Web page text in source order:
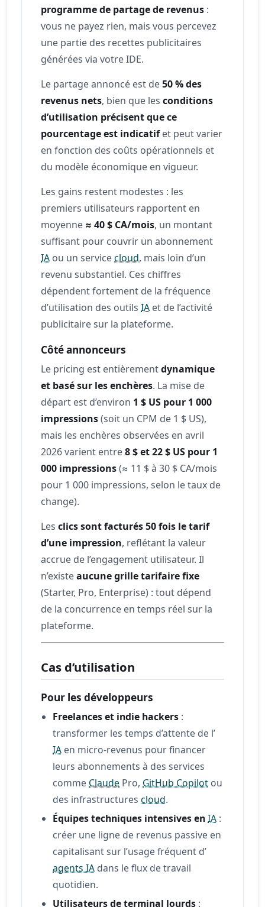
programme de partage de revenus :
vous ne payez rien, mais vous percevez
une partie des recettes publicitaires
générées via votre IDE.
Le partage annoncé est de50 % des
revenus nets, bien que lesconditions
d’utilisation précisent que ce
pourcentage est indicatifet peut varier
en fonction des coûts opérationnels et
du modèle économique en vigueur.
Les gains restent modestes : les
premiers utilisateurs rapportent en
moyenne ≈ 40 $ CA/mois, un montant
suffisant pour couvrir un abonnement
IA ou un servicecloud, mais loin d’un
revenu substantiel. Ces chiffres
dépendent fortement de la fréquence
d’utilisation des outilsIA et de l’activité
publicitaire sur la plateforme.
Côté annonceurs
Le pricing est entièrementdynamique
et basé sur les enchères. La mise de
départ est d’environ 1 $ US pour 1 000
impressions(soit un CPM de 1 $ US),
mais les enchères observées en avril
2026 varient entre8 $ et 22 $ US pour 1
000 impressions(≈ 11 $ à 30 $ CA/mois
pour 1 000 impressions, selon le taux de
change).
Lesclics sont facturés 50 fois le tarif
d’une impression, reflétant la valeur
accrue de l’engagement utilisateur. Il
n’existeaucune grille tarifaire fixe
(Starter, Pro, Enterprise) : tout dépend
de la concurrence en temps réel sur la
plateforme.
Cas d’utilisation
Pour les développeurs
Freelances et indie hackers :
transformer les temps d’attente de l’
IA en micro-revenus pour financer
leurs abonnements à des services
comme Claude Pro, GitHub Copilot ou
des infrastructurescloud.
Équipes techniques intensives enIA :
créer une ligne de revenus passive en
capitalisant sur l’usage fréquent d’
agents IA dans le flux de travail
quotidien.
Utilisateurs de terminal lourds :